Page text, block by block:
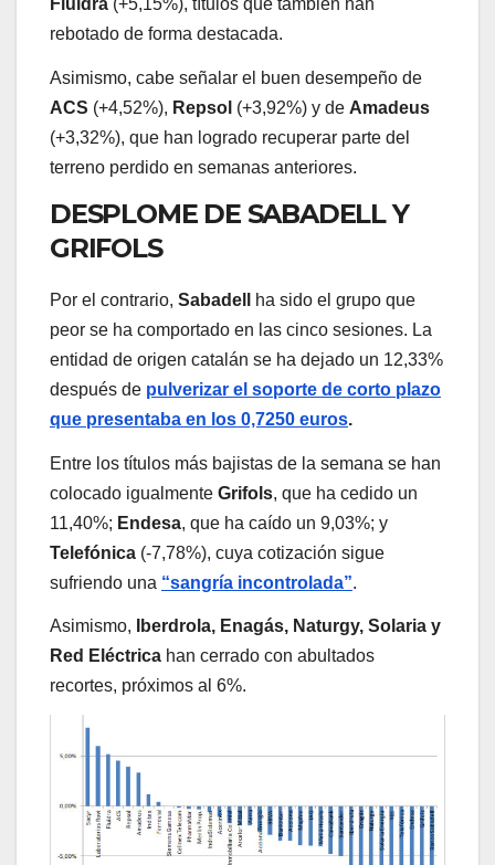
Fluidra (+5,15%), títulos que también han
rebotado de forma destacada.
Asimismo, cabe señalar el buen desempeño de
ACS (+4,52%), Repsol (+3,92%) y de Amadeus
(+3,32%), que han logrado recuperar parte del
terreno perdido en semanas anteriores.
DESPLOME DE SABADELL Y
GRIFOLS
Por el contrario, Sabadell
ha sido el grupo que
peor se ha comportado en las cinco sesiones. La
entidad de origen catalán se ha dejado un 12,33%
después de pulverizar el soporte de corto plazo
que presentaba en los 0,7250 euros.
Entre los títulos más bajistas de la semana se han
colocado igualmente Grifols, que ha cedido un
11,40%; Endesa, que ha caído un 9,03%; y
Telefónica (-7,78%), cuya cotización sigue
sufriendo una “sangría incontrolada”.
Asimismo,
Iberdrola, Enagás, Naturgy, Solaria y
Red Eléctrica han cerrado con abultados
recortes, próximos al 6%.